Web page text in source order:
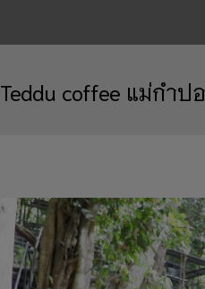
Teddu coffee แม่กำ